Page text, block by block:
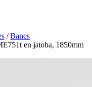
/Bancs
en jatoba, 1850mm